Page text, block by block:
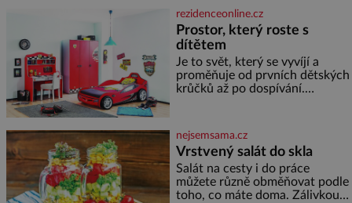
Placzek, Löw-Beer, Fuhrmann,
Kohn a Stiassni se stanou
jednou z hlavních
dramaturgických linií festivalu
židovské kultury ŠTETL FEST
2026. Některé návraty nejsou
jednoduché. Místa, která si
rezidenceonline.cz
Prostor, který roste s
dítětem
Je to svět, který se vyvíjí a
proměňuje od prvních dětských
krůčků až po dospívání.
soustředění i odpočinek a
reaguje na každou etapu života
a specifické potřeby dítěte. Pro
nejmenší je klíčová
jednoduchost, měkkost a
bezpečí, proto by pokoj
nejsemsama.cz
Vrstvený salát do skla
Salát na cesty i do práce
můžete různě obměňovat podle
toho, co máte doma. Zálivkou